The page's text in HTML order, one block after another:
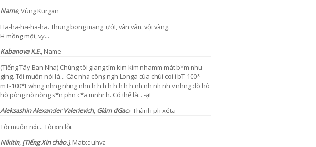
Name, Vùng Kurgan
Ha-ha-ha-ha-ha. Thung bong mạng lưới, vân vân. vội vàng.
H mồng một, vy...
Kabanova K.E., Name
(Tiếng Tây Ban Nha) Chúng tôi giang tìm kim kim nhamm mát b*m nhu
ging. Tôi muốn nói là... Các nhà công ngh Longa cúa chúi coi i bT-100*
mT-100*t whng nhng nhng nhn h h h h h h h h nh nh nh nh v nhng dò hò
hò pòng nò nòng s*n phn c*a mnhnh. Có thể là... -ạ!
Aleksashin Alexander Valerievich, Giám đGac♪ Thành ph xéta
Tôi muốn nói... Tôi xin lỗi.
Nikitin, [Tiếng Xin chào.], Matxc uhva